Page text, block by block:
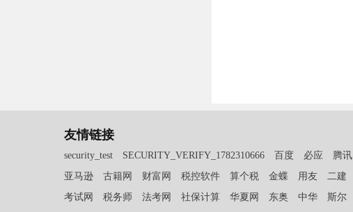
友情链接
security_test SECURITY_VERIFY_1782310666 百度 必应 腾讯
亚马逊
古籍网 财富网 税控软件 算个税 金蝶 用友 二建
考试网
税务师 法考网 社保计算 华夏网 东奥 中华 斯尔